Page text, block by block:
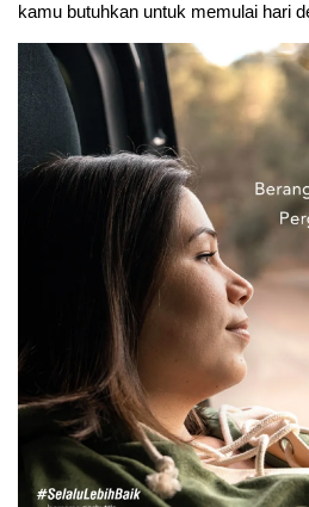
kamu butuhkan untuk memulai hari